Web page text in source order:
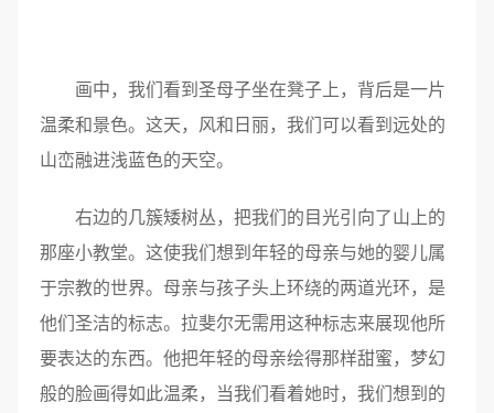
画中，我们看到圣母子坐在凳子上，背后是一片
温柔和景色。这天，风和日丽，我们可以看到远处的
山峦融进浅蓝色的天空。
右边的几簇矮树丛，把我们的目光引向了山上的
那座小教堂。这使我们想到年轻的母亲与她的婴儿属
于宗教的世界。母亲与孩子头上环绕的两道光环，是
他们圣洁的标志。拉斐尔无需用这种标志来展现他所
要表达的东西。他把年轻的母亲绘得那样甜蜜，梦幻
般的脸画得如此温柔，当我们看着她时，我们想到的